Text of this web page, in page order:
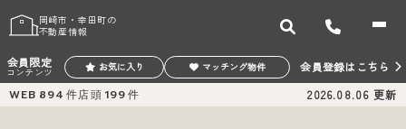
岡崎市・幸田町の
不動産情報
会員限定
コンテンツ お気に入り マッチング物件 会員登録はこちら
WEB 894 件店頭 199件 2026.08.06 更新